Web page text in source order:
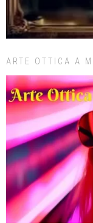
ARTE OTTICA A